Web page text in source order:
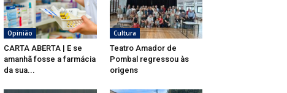
Opinião
CARTA ABERTA | E se
amanhã fosse a farmácia
da sua...
Cultura
Teatro Amador de
Pombal regressou às
origens